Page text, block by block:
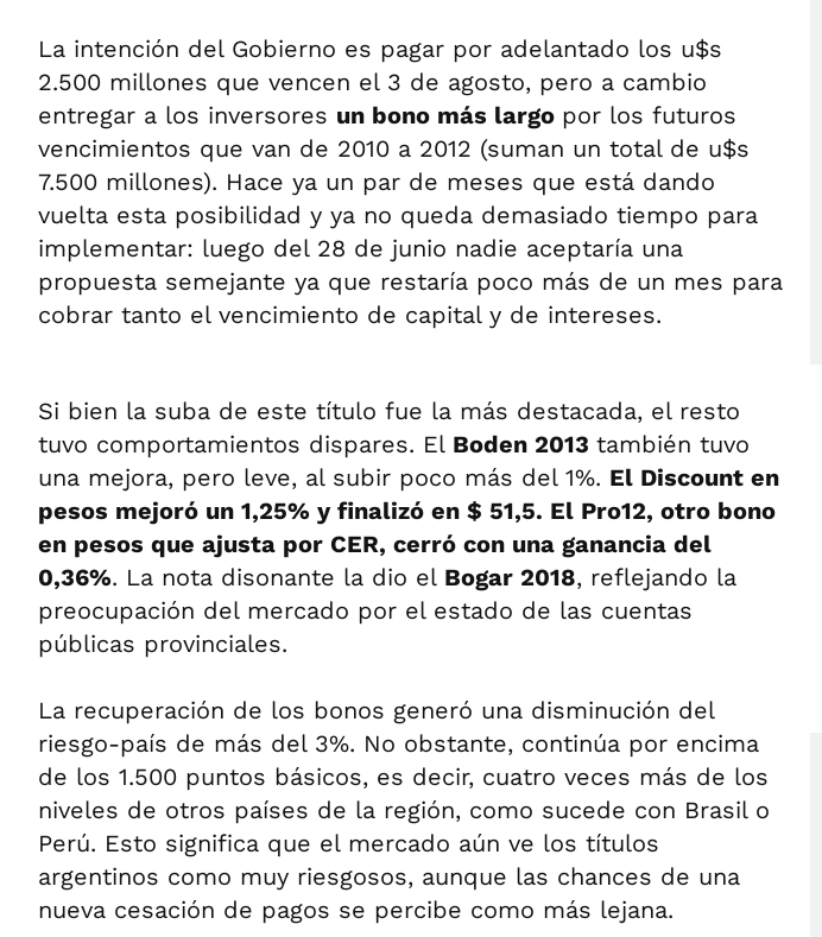
La intención del Gobierno es pagar por adelantado los u$s
2.500 millones que vencen el 3 de agosto, pero a cambio
entregar a los inversores un bono más largo por los futuros
vencimientos que van de 2010 a 2012 (suman un total de u$s
7.500 millones). Hace ya un par de meses que está dando
vuelta esta posibilidad y ya no queda demasiado tiempo para
implementar: luego del 28 de junio nadie aceptaría una
propuesta semejante ya que restaría poco más de un mes para
cobrar tanto el vencimiento de capital y de intereses.
Si bien la suba de este título fue la más destacada, el resto
tuvo comportamientos dispares. El Boden 2013 también tuvo
una mejora, pero leve, al subir poco más del 1%. El Discount en
pesos mejoró un 1,25% y finalizó en $ 51,5. El Pro12, otro bono
en pesos que ajusta por CER, cerró con una ganancia del
0,36%. La nota disonante la dio el Bogar 2018, reflejando la
preocupación del mercado por el estado de las cuentas
públicas provinciales.
La recuperación de los bonos generó una disminución del
riesgo-país de más del 3%. No obstante, continúa por encima
de los 1.500 puntos básicos, es decir, cuatro veces más de los
niveles de otros países de la región, como sucede con Brasil o
Perú. Esto significa que el mercado aún ve los títulos
argentinos como muy riesgosos, aunque las chances de una
nueva cesación de pagos se percibe como más lejana.